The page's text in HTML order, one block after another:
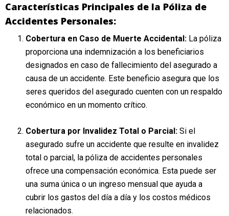
Características Principales de la Póliza de
Accidentes Personales:
Cobertura en Caso de Muerte Accidental: La póliza
proporciona una indemnización a los beneficiarios
designados en caso de fallecimiento del asegurado a
causa de un accidente. Este beneficio asegura que los
seres queridos del asegurado cuenten con un respaldo
económico en un momento crítico.
Cobertura por Invalidez Total o Parcial: Si el
asegurado sufre un accidente que resulte en invalidez
total o parcial, la póliza de accidentes personales
ofrece una compensación económica. Esta puede ser
una suma única o un ingreso mensual que ayuda a
cubrir los gastos del día a día y los costos médicos
relacionados.